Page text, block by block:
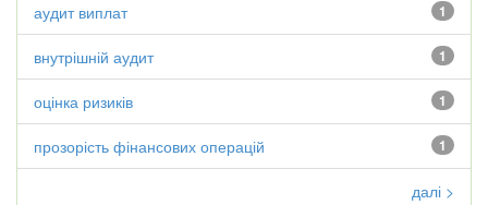
1
аудит виплат
1
внутрішній аудит
1
оцінка ризиків
1
прозорість фінансових операцій
далі >